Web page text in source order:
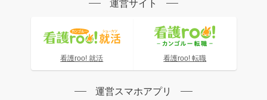
運営サイト
看護roo! 就活 看護roo! 転職
運営スマホアプリ